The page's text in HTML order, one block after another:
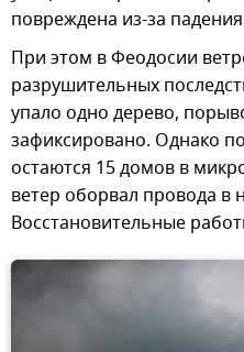
повреждена из-за
При этом в Феодосии
разрушительных
упало одно дерево,
зафиксировано. Однако
остаются 15 домов в
ветер оборвал провода в
Восстановительные